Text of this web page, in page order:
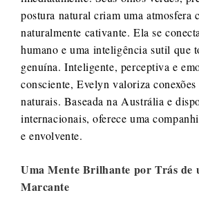
postura natural criam uma atmosfera
naturalmente cativante. Ela se
humano e uma inteligência sutil que
genuína. Inteligente, perceptiva e
consciente, Evelyn valoriza conexões
naturais. Baseada na Austrália e
internacionais, oferece uma
e envolvente.
Uma Mente Brilhante por Trás de
Marcante